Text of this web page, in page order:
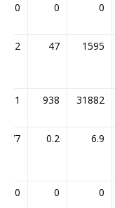
0
0
0
1595
47
31882
938
6.9
0.2
5.77
0
0
0